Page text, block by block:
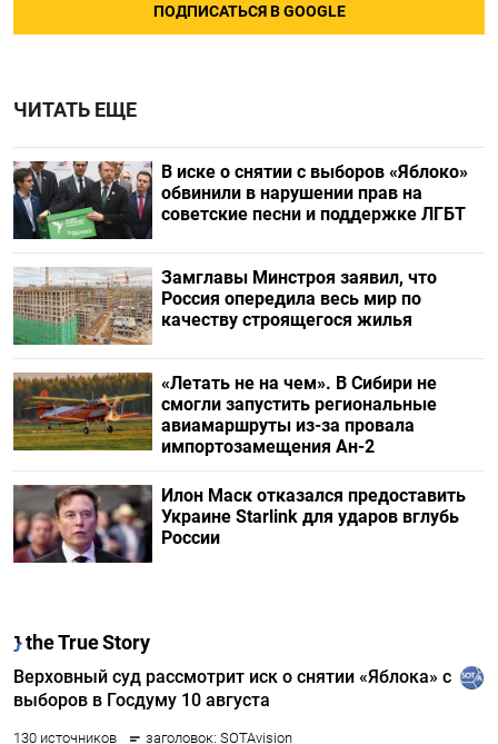
ПОДПИСАТЬСЯ В GOOGLE
ЧИТАТЬ ЕЩЕ
В иске о снятии с выборов «Яблоко»
обвинили в нарушении прав на
советские песни и поддержке ЛГБТ
Замглавы Минстроя заявил, что
Россия опередила весь мир по
качеству строящегося жилья
«Летать не на чем». В Сибири не
смогли запустить региональные
авиамаршруты из-за провала
импортозамещения Ан-2
Илон Маск отказался предоставить
Украине Starlink для ударов вглубь
России